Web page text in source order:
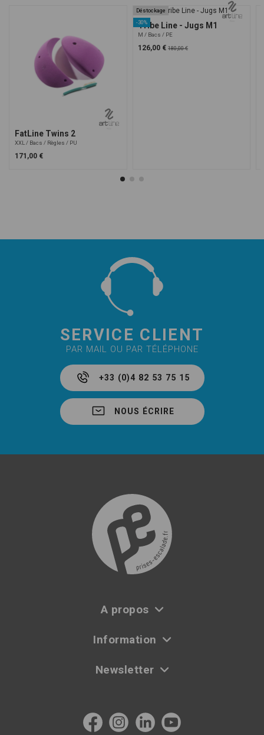
FatLine Twins 2
XXL Bacs Règles PU
171,00 €
Déstockage
-30%
Tribe Line - Jugs M1
M Bacs PE
126,00 €180,00 €
SERVICE CLIENT
PAR MAIL OU PAR TÉLÉPHONE
+33 (0)4 82 53 75 15
NOUS ÉCRIRE
A propos
Information
Newsletter